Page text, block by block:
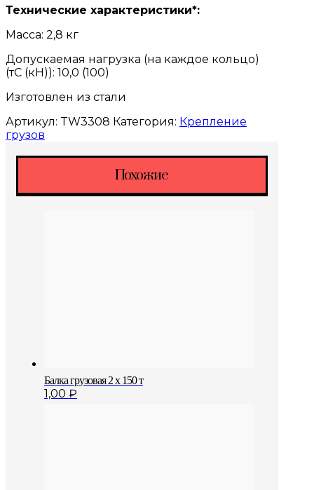
Технические характеристики*:
Масса: 2,8 кг
Допускаемая нагрузка (на каждое кольцо)
(тС (кН)): 10,0 (100)
Изготовлен из стали
Артикул: TW3308 Категория: Крепление
грузов
Похожие
Балка грузовая 2 x 150 т
1,00 ₽